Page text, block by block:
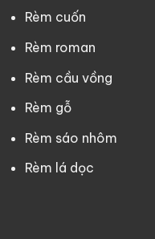
Rèm cuốn
Rèm roman
Rèm cầu vồng
Rèm gỗ
Rèm sáo nhôm
Rèm lá dọc